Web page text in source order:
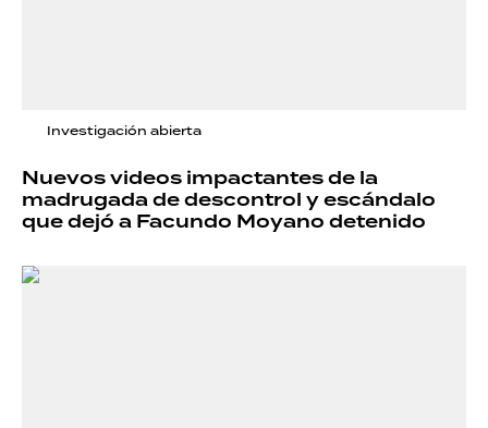
Investigación abierta
Nuevos videos impactantes de la
madrugada de descontrol y escándalo
que dejó a Facundo Moyano detenido